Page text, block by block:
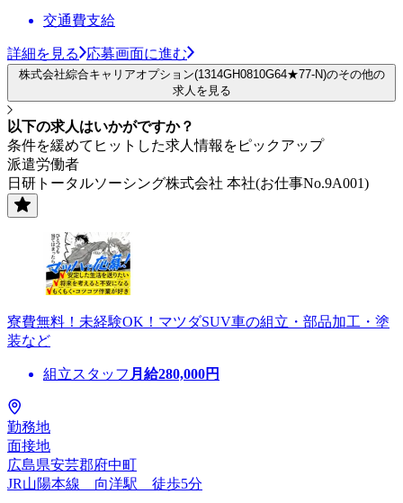
交通費支給
詳細を見る 応募画面に進む
株式会社綜合キャリアオプション(1314GH0810G64★77-N)のその他の
求人を見る
以下の求人はいかがですか？
条件を緩めてヒットした求人情報をピックアップ
派遣労働者
日研トータルソーシング株式会社 本社(お仕事No.9A001)
寮費無料！未経験OK！マツダSUV車の組立・部品加工・塗
装など
組立スタッフ 月給280,000円
勤務地
面接地
広島県安芸郡府中町
JR山陽本線 向洋駅 徒歩5分